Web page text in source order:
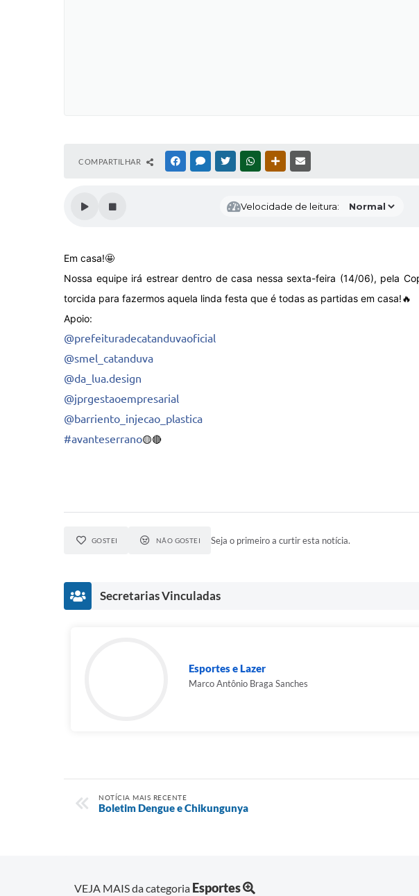
COMPARTILHAR FACEBOOKMESSENGER
TWITTERWHATSAPPOUTRAS MÍDIAS
Velocidade de leitura:
Em casa!🤩
Nossa equipe irá estrear dentro de casa nessa sexta-feira (14/06), pela
torcida para fazermos aquela linda festa que é todas as partidas em casa!🔥
Apoio:
@prefeituradecatanduvaoficial
@smel_catanduva
@da_lua.design
@jprgestaoempresarial
@barriento_injecao_plastica
#avanteserrano🟡🔴
GOSTEI NÃO GOSTEI Seja o primeiro a curtir esta notícia.
Secretarias Vinculadas
Esportes e Lazer
Marco Antônio Braga Sanches
NOTÍCIA MAIS RECENTE
Boletim Dengue e Chikungunya
VEJA MAIS da categoria Esportes